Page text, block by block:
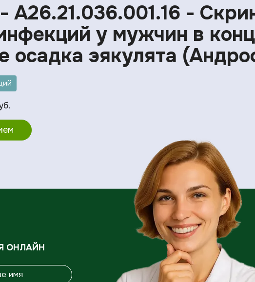
A26.21.036.001.16 -
у мужчин в
осадка эякулята
ОНЛАЙН